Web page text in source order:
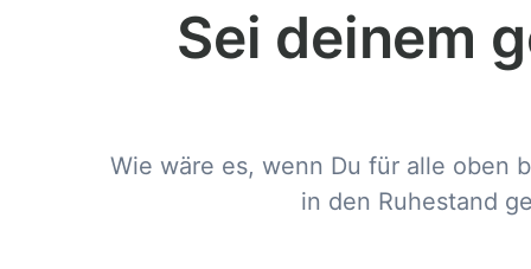
Sei deinem
Wie wäre es, wenn Du für alle oben
in den Ruhestand